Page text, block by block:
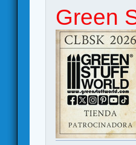
Green